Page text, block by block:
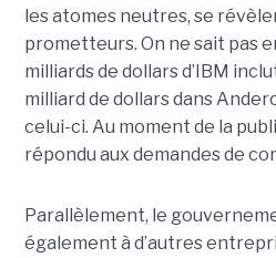
les atomes neutres, se
prometteurs. On ne sait pas
milliards de dollars d’IBM
milliard de dollars dans
celui-ci. Au moment de la
répondu aux demandes de
Parallèlement, le
également à d’autres